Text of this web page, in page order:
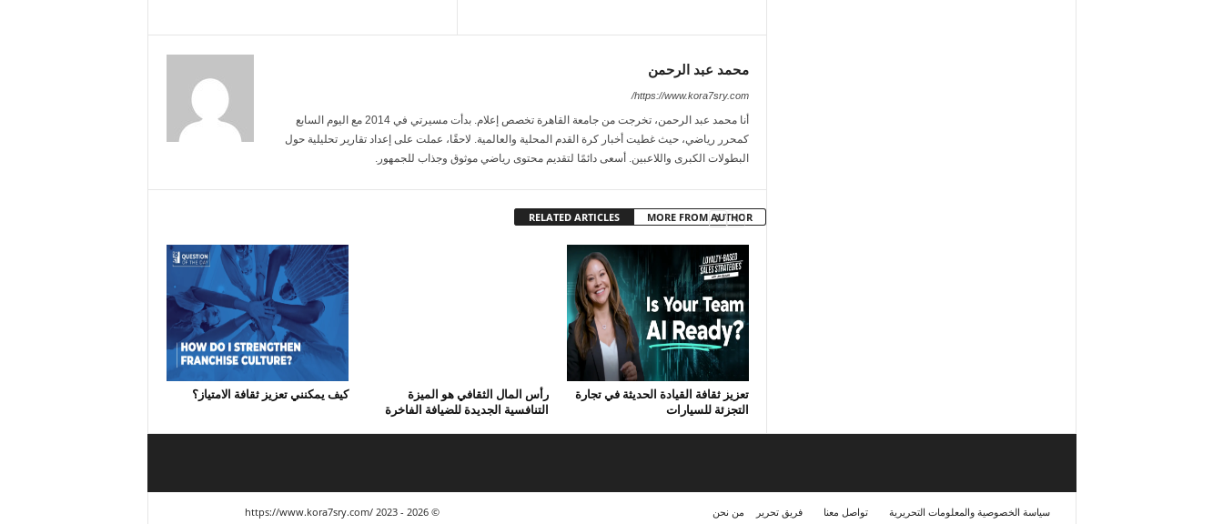
محمد عبد الرحمن
https://www.kora7sry.com/
أنا محمد عبد الرحمن، تخرجت من جامعة القاهرة تخصص إعلام. بدأت مسيرتي في 2014 مع اليوم السابع
كمحرر رياضي، حيث غطيت أخبار كرة القدم المحلية والعالمية. لاحقًا، عملت على إعداد تقارير تحليلية حول
البطولات الكبرى واللاعبين. أسعى دائمًا لتقديم محتوى رياضي موثوق وجذاب للجمهور.
RELATED ARTICLES MORE FROM AUTHOR
كيف يمكنني تعزيز ثقافة الامتياز؟
رأس المال الثقافي هو الميزة
التنافسية الجديدة للضيافة الفاخرة
تعزيز ثقافة القيادة الحديثة في تجارة
التجزئة للسيارات
سياسة الخصوصية والمعلومات التحريرية تواصل معنا فريق تحرير من نحن © https://www.kora7sry.com/ 2023 - 2026